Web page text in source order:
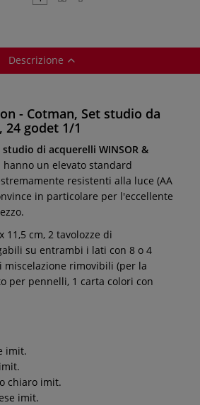
Descrizione
- Cotman, Set studio da
24 godet 1/1
studio di acquerelli WINSOR &
hanno un elevato standard
resistenti alla luce (AA
in particolare per l'eccellente
11,5 cm, 2 tavolozze di
su entrambi i lati con 8 o 4
miscelazione rimovibili (per la
per pennelli, 1 carta colori con
imit.
chiaro imit.
imit.